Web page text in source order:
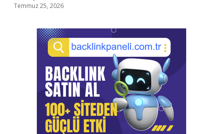
Temmuz 25, 2026